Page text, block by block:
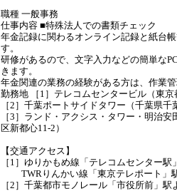
職種 一般事務
仕事内容 ■特殊法人での書類チェック
年金記録に関わるオンライン記録と紙台
す。
研修があるので、文字入力などの簡単な
きます。
年金関連の業務の経験がある方は、作業
勤務地 ［1］テレコムセンタービル（東
［2］千葉ポートサイドタワー（千葉県
［3］ランド・アクシス・タワー・明治
区新都心11-2）
【交通アクセス】
［1］ゆりかもめ線「テレコムセンター駅
TWRりんかい線「東京テレポート」
［2］千葉都市モノレール「市役所前」駅